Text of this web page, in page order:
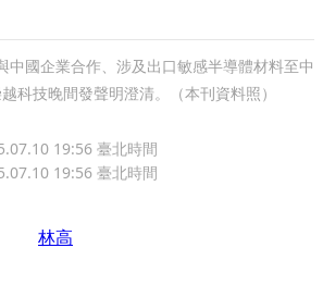
中國企業合作、涉及出口敏感半導體材料至中
科技晚間發聲明澄清。（本刊資料照）
19:56 臺北時間
19:56 臺北時間
林高